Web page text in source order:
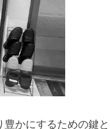
かにするための鍵と